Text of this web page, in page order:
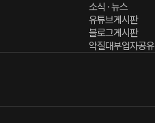
소식 · 뉴스
유튜브게시판
블로그게시판
악질대부업자공유